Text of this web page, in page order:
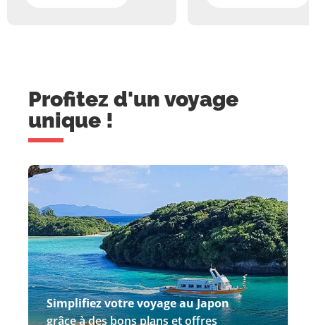
Profitez d'un voyage
unique !
Simplifiez votre voyage au Japon
grâce à des bons plans et offres